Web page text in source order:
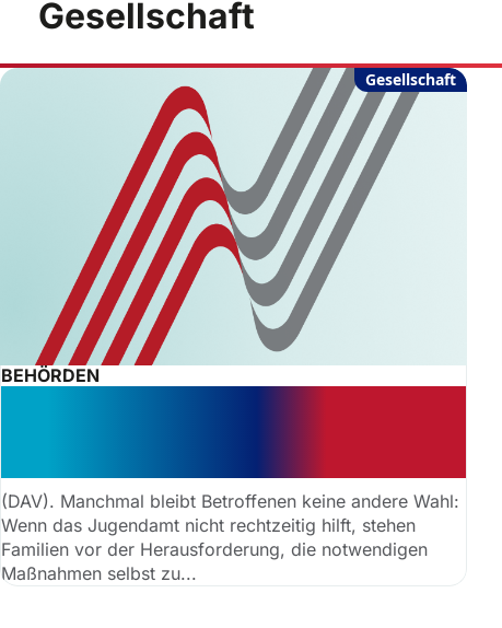
Gesellschaft
Gesellschaft
BEHÖRDEN
(DAV). Manchmal bleibt Betroffenen keine andere Wahl:
Wenn das Jugendamt nicht rechtzeitig hilft, stehen
Familien vor der Herausforderung, die notwendigen
Maßnahmen selbst zu...